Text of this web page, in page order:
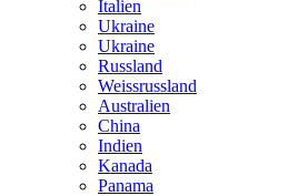
Italien
Ukraine
Ukraine
Russland
Weissrussland
Australien
China
Indien
Kanada
Panama